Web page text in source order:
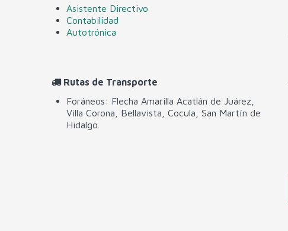
Asistente Directivo
Contabilidad
Autotrónica
Rutas de Transporte
Foráneos: Flecha Amarilla Acatlán de Juárez,
Villa Corona, Bellavista, Cocula, San Martín de
Hidalgo.